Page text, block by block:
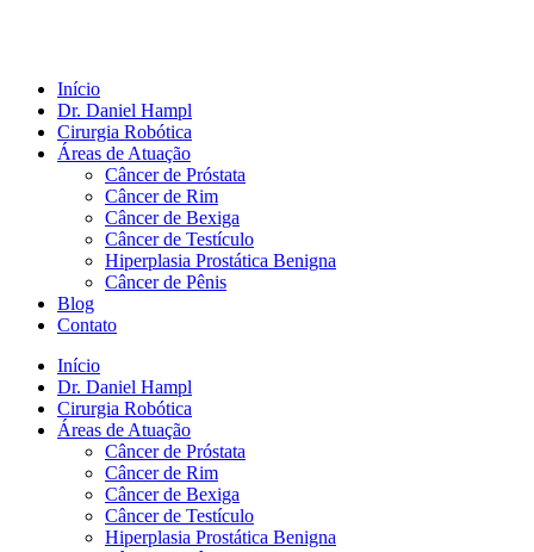
Início
Dr. Daniel Hampl
Cirurgia Robótica
Áreas de Atuação
Câncer de Próstata
Câncer de Rim
Câncer de Bexiga
Câncer de Testículo
Hiperplasia Prostática Benigna
Câncer de Pênis
Blog
Contato
Início
Dr. Daniel Hampl
Cirurgia Robótica
Áreas de Atuação
Câncer de Próstata
Câncer de Rim
Câncer de Bexiga
Câncer de Testículo
Hiperplasia Prostática Benigna